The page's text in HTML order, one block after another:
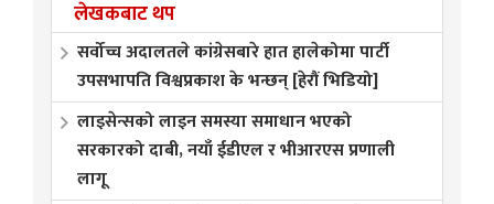
लेखकबाट थप
सर्वोच्च अदालतले कांग्रेसबारे हात हालेकोमा पार्टी
उपसभापति विश्वप्रकाश के भन्छन् [हेरौं भिडियो]
लाइसेन्सको लाइन समस्या समाधान भएको
सरकारको दाबी, नयाँ ईडीएल र भीआरएस प्रणाली
लागू